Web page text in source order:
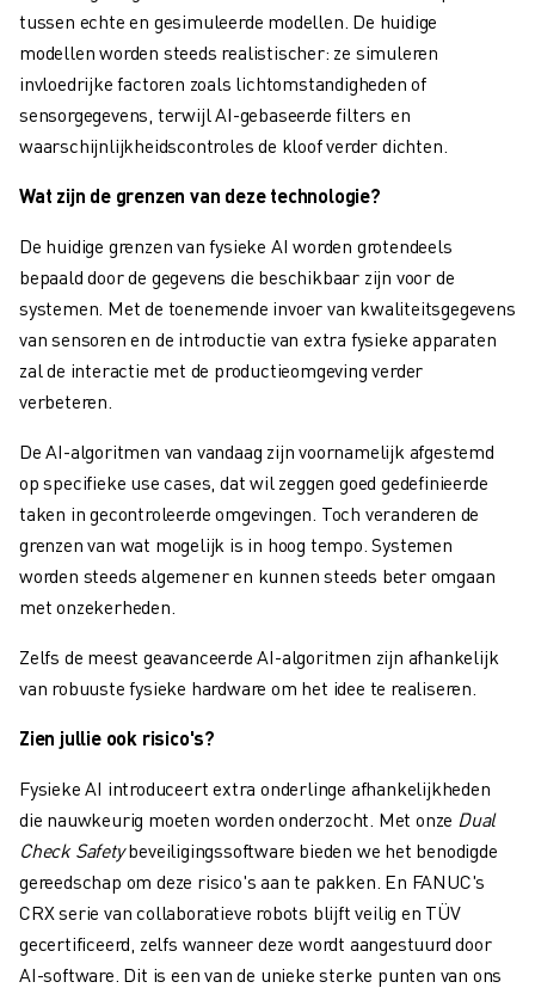
CONTACT
CONTACT
LOCATIES
COLOFON
tussen echte en gesimuleerde modellen. De huidige
modellen worden steeds realistischer: ze simuleren
invloedrijke factoren zoals lichtomstandigheden of
sensorgegevens, terwijl AI-gebaseerde filters en
waarschijnlijkheidscontroles de kloof verder dichten.
Wat zijn de grenzen van deze technologie?
De huidige grenzen van fysieke AI worden grotendeels
bepaald door de gegevens die beschikbaar zijn voor de
systemen. Met de toenemende invoer van kwaliteitsgegevens
van sensoren en de introductie van extra fysieke apparaten
zal de interactie met de productieomgeving verder
verbeteren.
De AI-algoritmen van vandaag zijn voornamelijk afgestemd
op specifieke use cases, dat wil zeggen goed gedefinieerde
taken in gecontroleerde omgevingen. Toch veranderen de
grenzen van wat mogelijk is in hoog tempo. Systemen
worden steeds algemener en kunnen steeds beter omgaan
met onzekerheden.
Zelfs de meest geavanceerde AI-algoritmen zijn afhankelijk
van robuuste fysieke hardware om het idee te realiseren.
Zien jullie ook risico's?
Fysieke AI introduceert extra onderlinge afhankelijkheden
die nauwkeurig moeten worden onderzocht. Met onze Dual
Check Safetybeveiligingssoftware bieden we het benodigde
gereedschap om deze risico's aan te pakken. En FANUC's
CRX serie van collaboratieve robots blijft veilig en TÜV
gecertificeerd, zelfs wanneer deze wordt aangestuurd door
AI-software. Dit is een van de unieke sterke punten van ons